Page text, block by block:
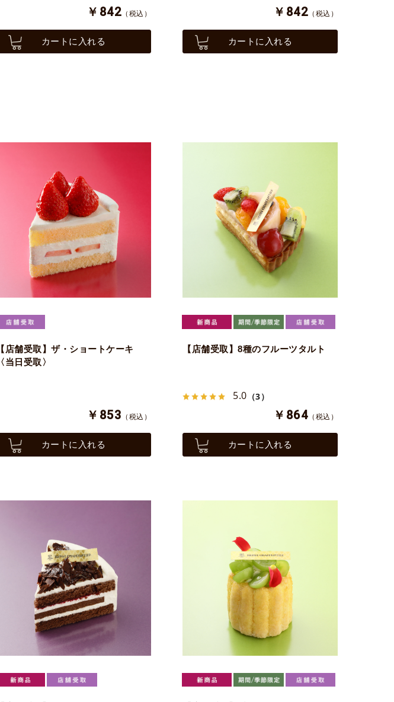
￥842 （税込）
カートに入れる
￥842 （税込）
カートに入れる
【店舗受取】ザ・ショートケーキ
〈当日受取〉
￥853 （税込）
カートに入れる
【店舗受取】8種のフルーツタルト
5.0 （3）
￥864 （税込）
カートに入れる